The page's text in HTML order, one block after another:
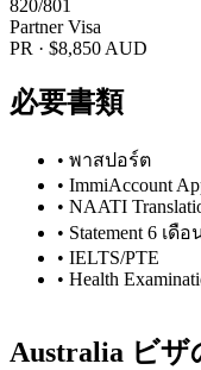
820/801
Partner Visa
PR · $8,850 AUD
必要書類
• พาสปอร์ต
• ImmiAccount
• NAATI
• Statement 6 เดือ
• IELTS/PTE
• Health
Australia ビザ